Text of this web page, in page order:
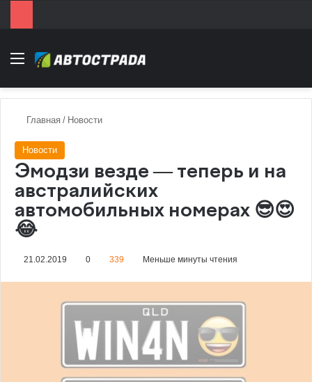
Menu
Главная / Новости
Новости
Эмодзи везде — теперь и на
австралийских
автомобильных номерах 😎😍
😂
21.02.2019 0 339 Меньше минуты чтения